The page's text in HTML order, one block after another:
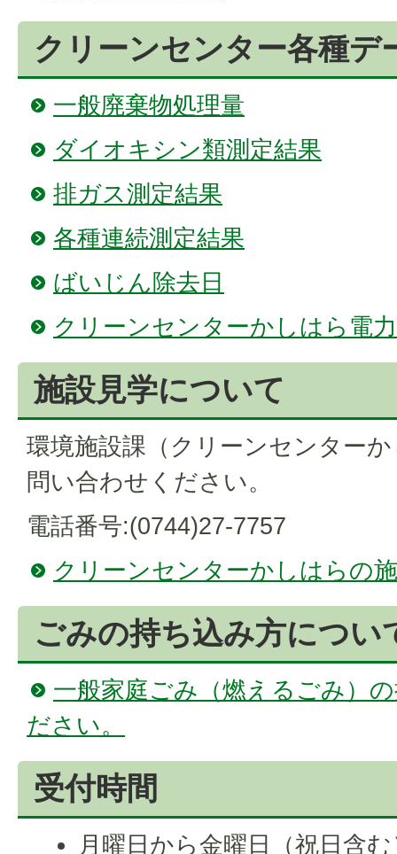
クリーンセンター各種デ
一般廃棄物処理量
ダイオキシン類測定結果
排ガス測定結果
各種連続測定結果
ばいじん除去日
クリーンセンターかしはら電
施設見学について
環境施設課（クリーンセンター
問い合わせください。
電話番号:(0744)27-7757
クリーンセンターかしはらの
ごみの持ち込み方につい
一般家庭ごみ（燃えるごみ）
ださい。
受付時間
月曜日から金曜日（祝日含